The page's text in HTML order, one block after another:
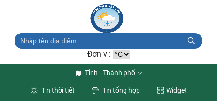
Đơn vị:
Tỉnh - Thành phố
Tin thời tiết Tin tổng hợp Widget